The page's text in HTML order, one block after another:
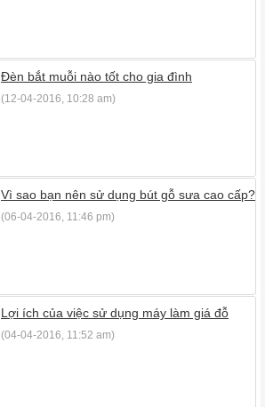
Đèn bắt muỗi nào tốt cho gia đình
(12-04-2016, 10:28 am)
Vì sao bạn nên sử dụng bút gỗ sưa cao cấp?
(06-04-2016, 11:46 pm)
Lợi ích của việc sử dụng máy làm giá đỗ
(04-04-2016, 11:52 am)